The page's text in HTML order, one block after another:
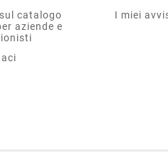
catalogo
aziende e
I miei